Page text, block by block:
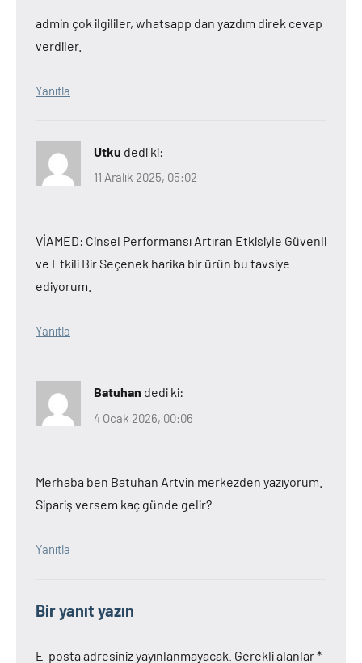
admin çok ilgililer, whatsapp dan yazdım direk cevap
verdiler.
Yanıtla
Utku dedi ki:
11 Aralık 2025, 05:02
VİAMED: Cinsel Performansı Artıran Etkisiyle Güvenli
ve Etkili Bir Seçenek harika bir ürün bu tavsiye
ediyorum.
Yanıtla
Batuhan dedi ki:
4 Ocak 2026, 00:06
Merhaba ben Batuhan Artvin merkezden yazıyorum.
Sipariş versem kaç günde gelir?
Yanıtla
Bir yanıt yazın
E-posta adresiniz yayınlanmayacak. Gerekli alanlar*